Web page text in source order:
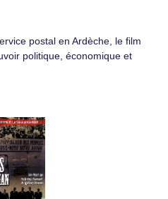
postal en Ardèche, le film
politique, économique et